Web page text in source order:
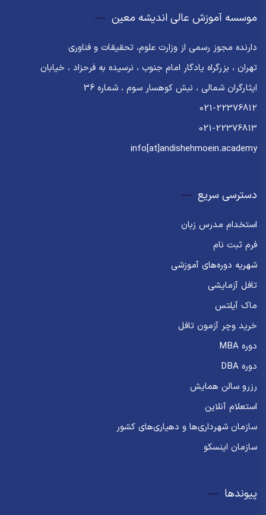
موسسه آموزش عالی اندیشه معین
دارنده مجوز رسمی از وزارت علوم، تحقیقات و فناوری
تهران ، بزرگراه یادگار امام جنوب ، نرسیده به فرحزاد ، خیابان
ایثارگران شمالی ، نبش کوهسار سوم ، شماره 36
021-22376812
021-22376813
info[at]andishehmoein.academy
دسترسی سریع
استخدام مدرس زبان
فرم ثبت نام
شهریه دوره‌های آموزشی
تافل آزمایشی
ماک آیلتس
خرید وچر آزمون تافل
دوره MBA
دوره DBA
رزرو سالن همایش
استعلام آنلاین
سازمان شهرداری‌ها و دهیاری‌های کشور
سازمان اینسکو
پیوندها